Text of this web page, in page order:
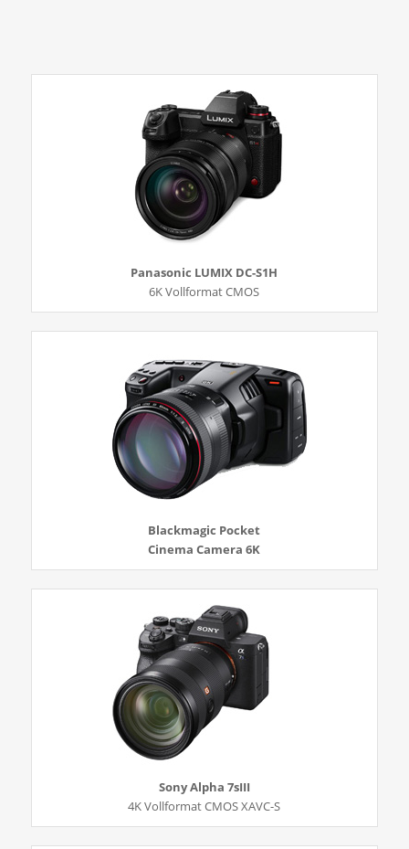
Panasonic LUMIX DC-S1H
6K Vollformat CMOS
Blackmagic Pocket
Cinema Camera 6K
Sony Alpha 7sIII
4K Vollformat CMOS XAVC-S